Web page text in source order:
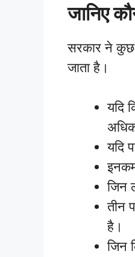
जानिए
सरकार ने कुछ
जाता है।
यदि
यदि
जिन
तीन
है।
जिन